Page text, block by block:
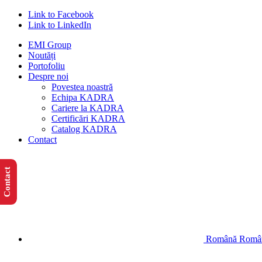
Link to Facebook
Link to LinkedIn
EMI Group
Noutăți
Portofoliu
Despre noi
Povestea noastră
Echipa KADRA
Cariere la KADRA
Certificări KADRA
Catalog KADRA
Contact
Română
Contact